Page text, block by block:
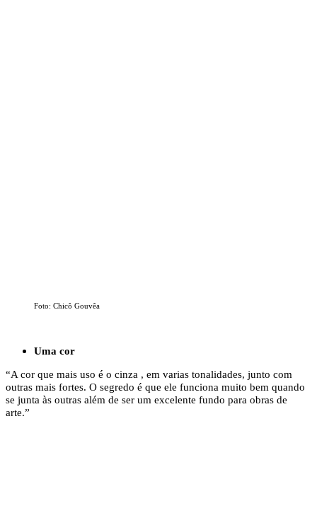
Foto: Chicô Gouvêa
Uma cor
“A cor que mais uso é o cinza , em varias tonalidades, junto com
outras mais fortes. O segredo é que ele funciona muito bem quando
se junta às outras além de ser um excelente fundo para obras de
arte.”